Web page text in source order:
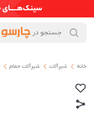
خانه شیرآلات شیرآلات حمام